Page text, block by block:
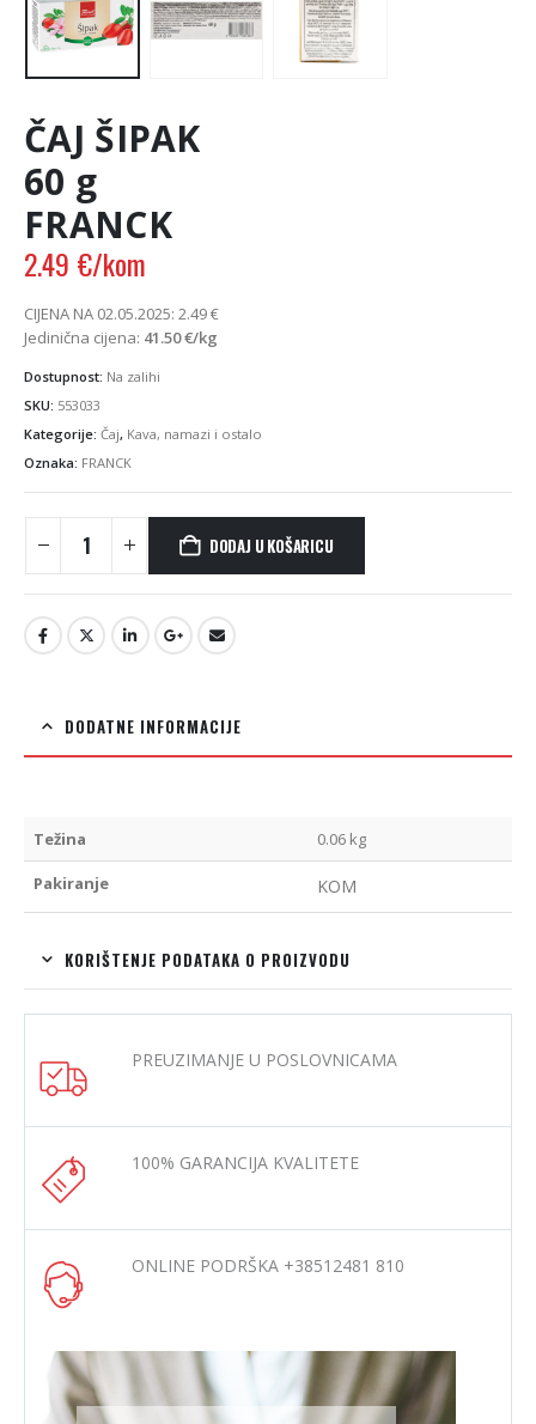
ČAJ ŠIPAK
60 g
FRANCK
2.49 €/kom
CIJENA NA 02.05.2025: 2.49€
Jedinična cijena: 41.50€/kg
Dostupnost: Na zalihi
SKU: 553033
Kategorije: Čaj, Kava, namazi i ostalo
Oznaka: FRANCK
DODAJ U KOŠARICU
DODATNE INFORMACIJE
Težina 0.06 kg
Pakiranje KOM
KORIŠTENJE PODATAKA O PROIZVODU
PREUZIMANJE U POSLOVNICAMA
100% GARANCIJA KVALITETE
ONLINE PODRŠKA +38512481 810